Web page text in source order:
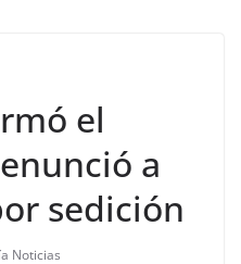
el
a
sedición
Noticias